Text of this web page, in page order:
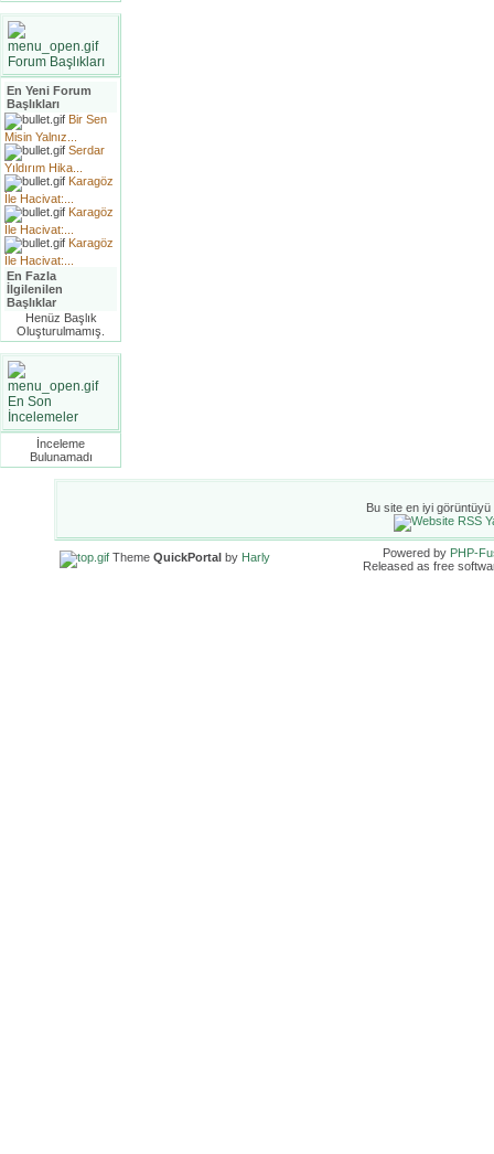
Forum Başlıkları
En Yeni Forum
Başlıkları
Bir Sen
Misin Yalnız...
Serdar
Yıldırım Hika...
Karagöz
İle Hacivat:...
Karagöz
İle Hacivat:...
Karagöz
İle Hacivat:...
En Fazla
İlgilenilen
Başlıklar
Henüz Başlık
Oluşturulmamış.
En Son
İncelemeler
İnceleme
Bulunamadı
Bu site en iyi görüntüyü
Theme QuickPortal by Harly Powered by PHP-
Released as free